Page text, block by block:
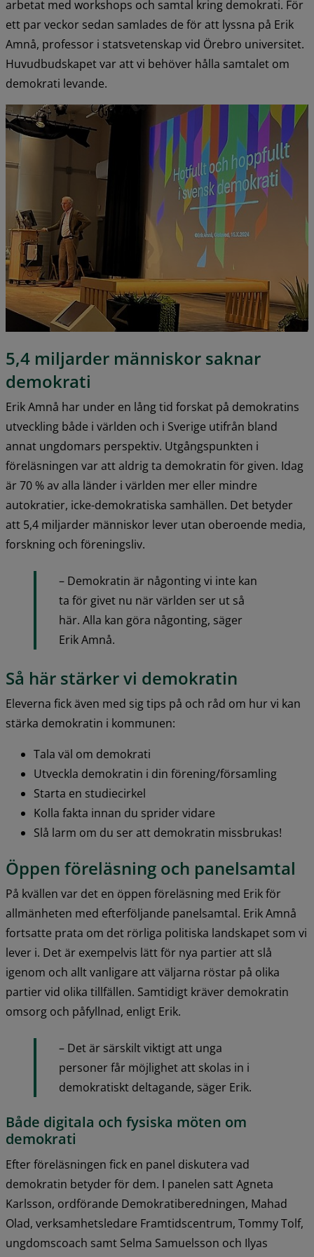
arbetat med workshops och samtal kring demokrati. För
ett par veckor sedan samlades de för att lyssna på Erik
Amnå, professor i statsvetenskap vid Örebro universitet.
Huvudbudskapet var att vi behöver hålla samtalet om
demokrati levande.
5,4 miljarder människor saknar
demokrati
Erik Amnå har under en lång tid forskat på demokratins
utveckling både i världen och i Sverige utifrån bland
annat ungdomars perspektiv. Utgångspunkten i
föreläsningen var att aldrig ta demokratin för given. Idag
är 70 % av alla länder i världen mer eller mindre
autokratier, icke-demokratiska samhällen. Det betyder
att 5,4 miljarder människor lever utan oberoende media,
forskning och föreningsliv.
– Demokratin är någonting vi inte kan
ta för givet nu när världen ser ut så
här. Alla kan göra någonting, säger
Erik Amnå.
Så här stärker vi demokratin
Eleverna fick även med sig tips på och råd om hur vi kan
stärka demokratin i kommunen:
Tala väl om demokrati
Utveckla demokratin i din förening/församling
Starta en studiecirkel
Kolla fakta innan du sprider vidare
Slå larm om du ser att demokratin missbrukas!
Öppen föreläsning och panelsamtal
På kvällen var det en öppen föreläsning med Erik för
allmänheten med efterföljande panelsamtal. Erik Amnå
fortsatte prata om det rörliga politiska landskapet som vi
lever i. Det är exempelvis lätt för nya partier att slå
igenom och allt vanligare att väljarna röstar på olika
partier vid olika tillfällen. Samtidigt kräver demokratin
omsorg och påfyllnad, enligt Erik.
– Det är särskilt viktigt att unga
personer får möjlighet att skolas in i
demokratiskt deltagande, säger Erik.
Både digitala och fysiska möten om
demokrati
Efter föreläsningen fick en panel diskutera vad
demokratin betyder för dem. I panelen satt Agneta
Karlsson, ordförande Demokratiberedningen, Mahad
Olad, verksamhetsledare Framtidscentrum, Tommy Tolf,
ungdomscoach samt Selma Samuelsson och Ilyas